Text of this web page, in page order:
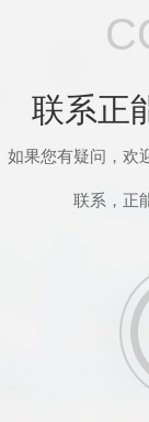
联系正
如果您有疑问，欢
联系，正